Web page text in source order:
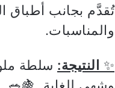
تُقدَّم بجانب أطباق
والمناسبات.
✨ النتيجة: سلطة
وشهي للغاية. 🍇🥗